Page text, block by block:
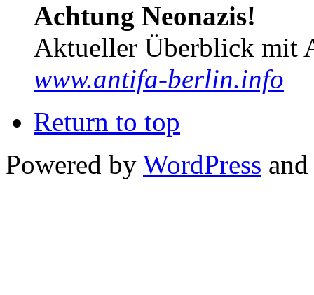
Achtung Neonazis!
Aktueller Überblick mit
www.antifa-berlin.info
Return to top
Powered by WordPress